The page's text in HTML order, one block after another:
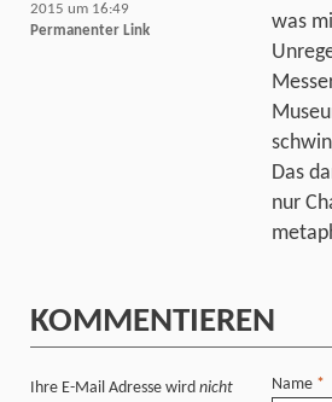
2015 um 16:49
Permanenter Link
was
Das
nur
KOMMENTIEREN
Ihre E-Mail Adresse wird nicht
Name *